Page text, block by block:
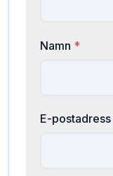
Namn *
E-postadress